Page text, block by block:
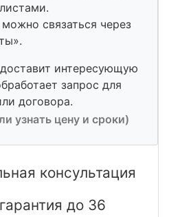
связаться через
интересующую
запрос для
договора.
узнать цену и сроки)
консультация
до 36